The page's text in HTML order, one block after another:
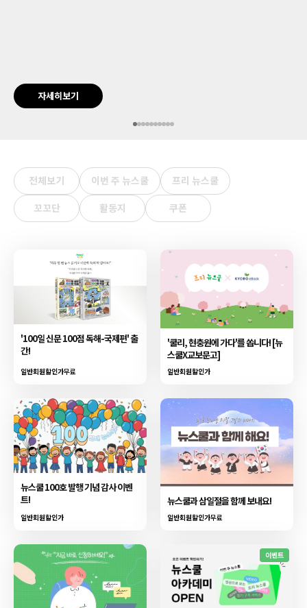
자세히보기
전체보기 이번 주 뉴스쿨
프리 뉴스쿨
꼬꼬단
활동지 쿠폰
'100일 신문 100점 독해-국제편' 출
간!
일반회원할인가무료
'쿨리, 현충원에 가다'를 쏩니다! [뉴
스쿨X교보문고]
일반회원할인가
뉴스쿨 100호 발행 기념 감사 이벤
트!
일반회원할인가
뉴스쿨과 삼일절을 함께 보내요!
일반회원할인가무료
이벤트